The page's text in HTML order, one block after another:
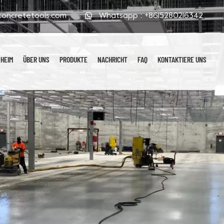
Whatsapp :+8615280216342
HEIM ÜBER UNS PRODUKTE NACHRICHT FAQ KONTAKTIERE UNS